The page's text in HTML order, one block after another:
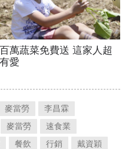
麥當勞
李昌霖
麥當勞
速食業
餐飲 行銷 戴資穎